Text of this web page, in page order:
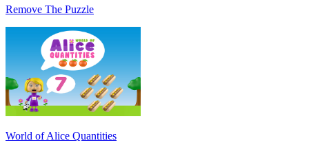
Remove The Puzzle
World of Alice Quantities